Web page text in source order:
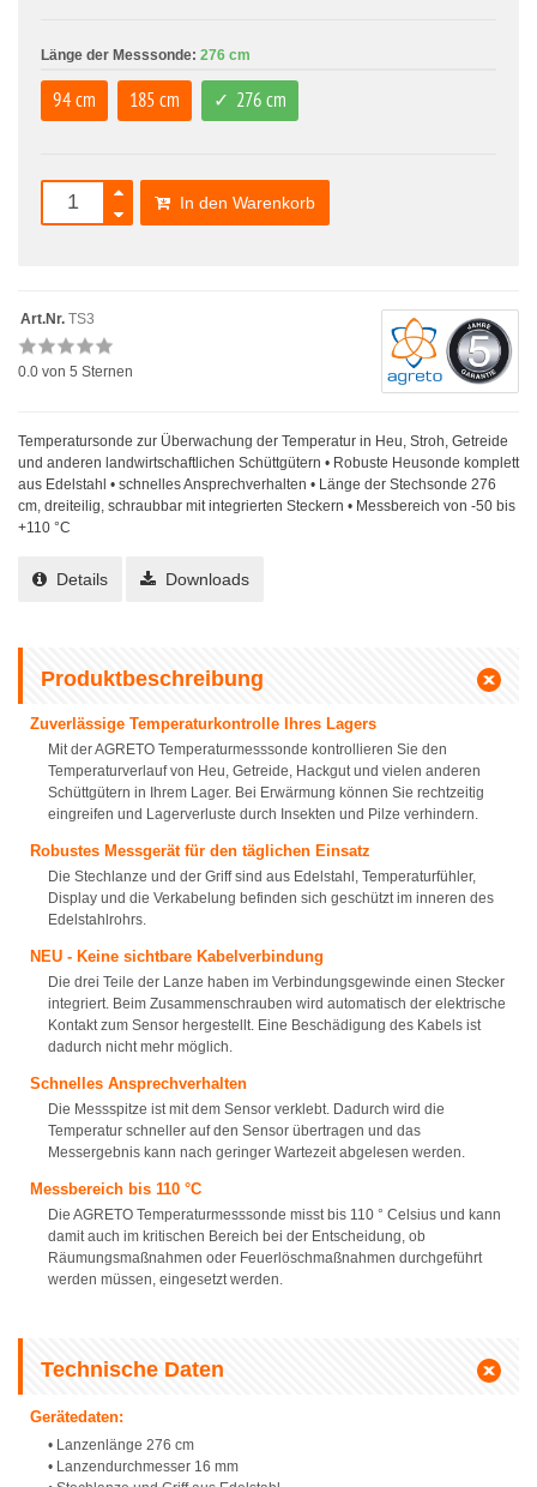
Länge der Messsonde: 276 cm
94 cm 185 cm 276 cm
In den Warenkorb
Art.Nr. TS3
0.0 von 5 Sternen
Temperatursonde zur Überwachung der Temperatur in Heu, Stroh, Getreide
und anderen landwirtschaftlichen Schüttgütern • Robuste Heusonde komplett
aus Edelstahl • schnelles Ansprechverhalten • Länge der Stechsonde 276
cm, dreiteilig, schraubbar mit integrierten Steckern • Messbereich von -50 bis
+110 °C
Details Downloads
Produktbeschreibung
Zuverlässige Temperaturkontrolle Ihres Lagers
Mit der AGRETO Temperaturmesssonde kontrollieren Sie den
Temperaturverlauf von Heu, Getreide, Hackgut und vielen anderen
Schüttgütern in Ihrem Lager. Bei Erwärmung können Sie rechtzeitig
eingreifen und Lagerverluste durch Insekten und Pilze verhindern.
Robustes Messgerät für den täglichen Einsatz
Die Stechlanze und der Griff sind aus Edelstahl, Temperaturfühler,
Display und die Verkabelung befinden sich geschützt im inneren des
Edelstahlrohrs.
NEU - Keine sichtbare Kabelverbindung
Die drei Teile der Lanze haben im Verbindungsgewinde einen Stecker
integriert. Beim Zusammenschrauben wird automatisch der elektrische
Kontakt zum Sensor hergestellt. Eine Beschädigung des Kabels ist
dadurch nicht mehr möglich.
Schnelles Ansprechverhalten
Die Messspitze ist mit dem Sensor verklebt. Dadurch wird die
Temperatur schneller auf den Sensor übertragen und das
Messergebnis kann nach geringer Wartezeit abgelesen werden.
Messbereich bis 110 °C
Die AGRETO Temperaturmesssonde misst bis 110 ° Celsius und kann
damit auch im kritischen Bereich bei der Entscheidung, ob
Räumungsmaßnahmen oder Feuerlöschmaßnahmen durchgeführt
werden müssen, eingesetzt werden.
Technische Daten
Gerätedaten:
• Lanzenlänge 276 cm
• Lanzendurchmesser 16 mm